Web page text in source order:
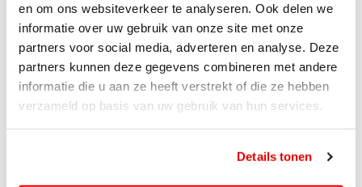
en om ons websiteverkeer te analyseren. Ook delen we
informatie over uw gebruik van onze site met onze
partners voor social media, adverteren en analyse. Deze
partners kunnen deze gegevens combineren met andere
informatie die u aan ze heeft verstrekt of die ze hebben
verzameld op basis van uw gebruik van hun services.
Details tonen